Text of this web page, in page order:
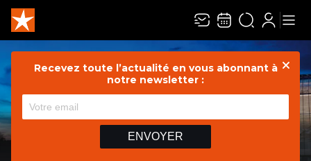
Recevez toute l’actualité en vous abonnant à
notre newsletter :
ENVOYER
CONTACT PMR
Réservez dès
maintenant votre
05.55.33.28.16